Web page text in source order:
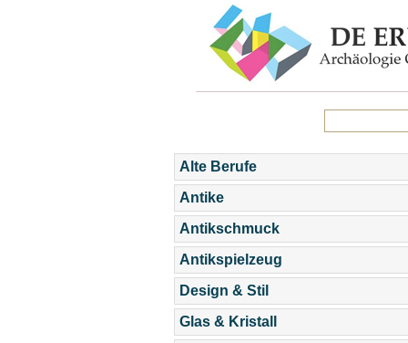
Alte Berufe
Antike
Antikschmuck
Antikspielzeug
Design & Stil
Glas & Kristall